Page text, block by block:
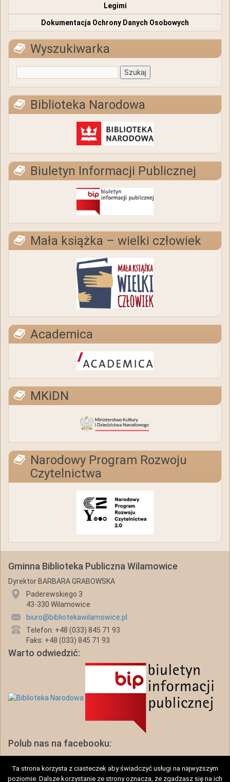
Legimi
Dokumentacja Ochrony Danych Osobowych
Wyszukiwarka
Biblioteka Narodowa
Biuletyn Informacji Publicznej
Mała książka – wielki człowiek
Academica
MKiDN
Narodowy Program Rozwoju
Czytelnictwa
Gminna Biblioteka Publiczna Wilamowice
Dyrektor BARBARA GRABOWSKA
Paderewskiego 3
43-330 Wilamowice
biuro@bibliotekawilamowice.pl
Telefon: +48 (033) 845 71 93
Faks: +48 (033) 845 71 93
Warto odwiedzić:
Polub nas na facebooku:
Ta strona korzysta z ciasteczek aby świadczyć usługi na najwyższym
poziomie. Dalsze korzystanie ze strony oznacza, że zgadzasz się na ich